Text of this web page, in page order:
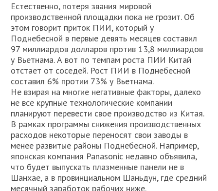
Естественно, потеря звания мировой
производственной площадки пока не грозит. Об
этом говорит приток ПИИ, который у
Поднебесной в первые девять месяцев составил
97 миллиардов долларов против 13,8 миллиардов
у Вьетнама. А вот по темпам роста ПИИ Китай
отстает от соседей. Рост ПИИ в Поднебесной
составил 6% протии 73% у Вьетнама.
Не взирая на многие негативные факторы, далеко
не все крупные технологические компании
планируют перевести свое производство из Китая.
В рамках программы снижения производственных
расходов некоторые переносят свои заводы в
менее развитые районы Поднебесной. Например,
японская компания Panasonic недавно объявила,
что будет выпускать плазменные панели не в
Шанхае, а в провинциальном Шаньдун, где средний
месячный заработок рабочих ниже.